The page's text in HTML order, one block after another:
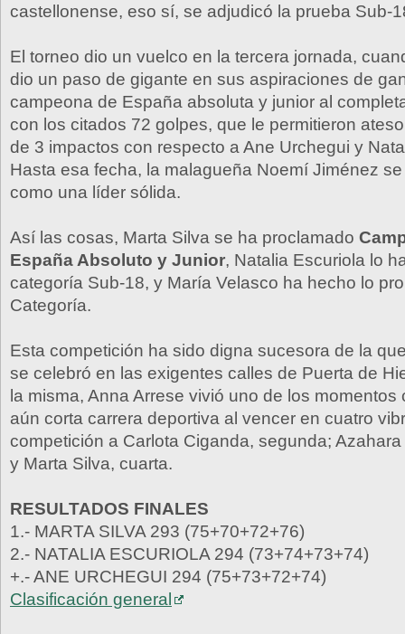
castellonense, eso sí, se adjudicó la prueba Sub-
El torneo dio un vuelco en la tercera jornada,
dio un paso de gigante en sus aspiraciones de
campeona de España absoluta y junior al
con los citados 72 golpes, que le permitieron
de 3 impactos con respecto a Ane Urchegui y
Hasta esa fecha, la malagueña Noemí Jiménez
como una líder sólida.
Así las cosas, Marta Silva se ha proclamado
España Absoluto y Junior, Natalia Escuriola lo
categoría Sub-18, y María Velasco ha hecho lo
Categoría.
Esta competición ha sido digna sucesora de la
se celebró en las exigentes calles de Puerta de
la misma, Anna Arrese vivió uno de los momentos
aún corta carrera deportiva al vencer en cuatro
competición a Carlota Ciganda, segunda;
y Marta Silva, cuarta.
RESULTADOS FINALES
1.- MARTA SILVA 293 (75+70+72+76)
2.- NATALIA ESCURIOLA 294 (73+74+73+74)
+.- ANE URCHEGUI 294 (75+73+72+74)
Clasificación general